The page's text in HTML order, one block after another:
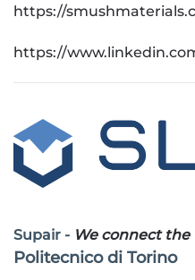
https://
https://
Supair - We connect the
Politecnico di Torino